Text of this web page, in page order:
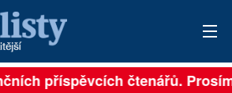
příspěvcích čtenářů.